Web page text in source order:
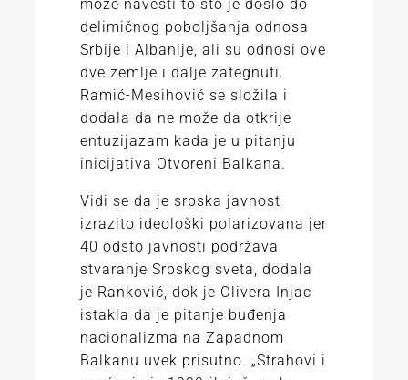
može navesti to što je došlo do
delimičnog poboljšanja odnosa
Srbije i Albanije, ali su odnosi ove
dve zemlje i dalje zategnuti.
Ramić-Mesihović se složila i
dodala da ne može da otkrije
entuzijazam kada je u pitanju
inicijativa Otvoreni Balkana.
Vidi se da je srpska javnost
izrazito ideološki polarizovana jer
40 odsto javnosti podržava
stvaranje Srpskog sveta, dodala
je Ranković, dok je Olivera Injac
istakla da je pitanje buđenja
nacionalizma na Zapadnom
Balkanu uvek prisutno. „Strahovi i